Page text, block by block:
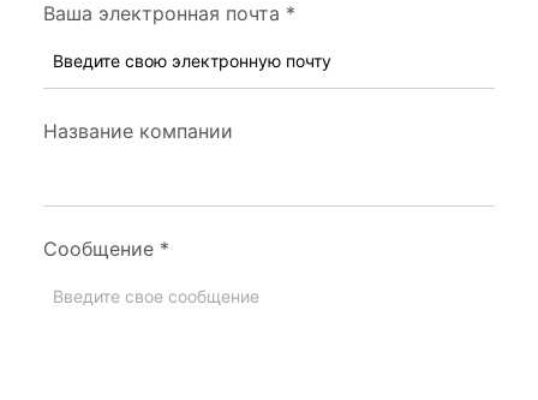
Ваша электронная почта *
Название компании
Сообщение *